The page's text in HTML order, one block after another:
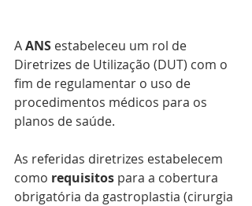
A ANS estabeleceu um rol de
Diretrizes de Utilização (DUT) com o
fim de regulamentar o uso de
procedimentos médicos para os
planos de saúde.
As referidas diretrizes estabelecem
como requisitos para a cobertura
obrigatória da gastroplastia (cirurgia